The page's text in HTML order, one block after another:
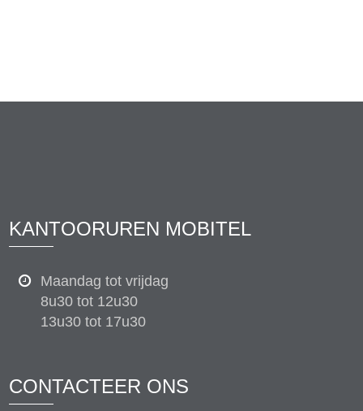
KANTOORUREN MOBITEL
Maandag tot vrijdag
8u30 tot 12u30
13u30 tot 17u30
CONTACTEER ONS